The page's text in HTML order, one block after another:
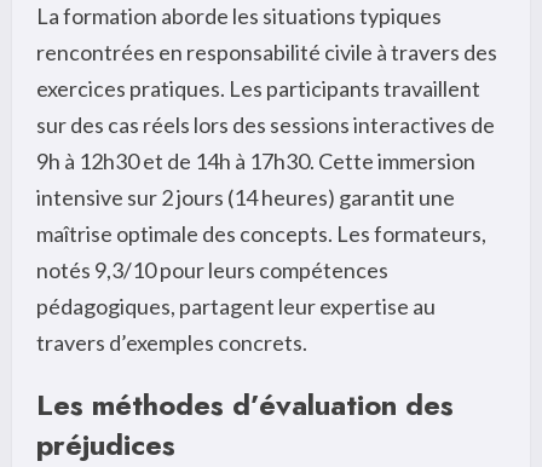
La formation aborde les situations typiques
rencontrées en responsabilité civile à travers des
exercices pratiques. Les participants travaillent
sur des cas réels lors des sessions interactives de
9h à 12h30 et de 14h à 17h30. Cette immersion
intensive sur 2 jours (14 heures) garantit une
maîtrise optimale des concepts. Les formateurs,
notés 9,3/10 pour leurs compétences
pédagogiques, partagent leur expertise au
travers d’exemples concrets.
Les méthodes d’évaluation des
préjudices